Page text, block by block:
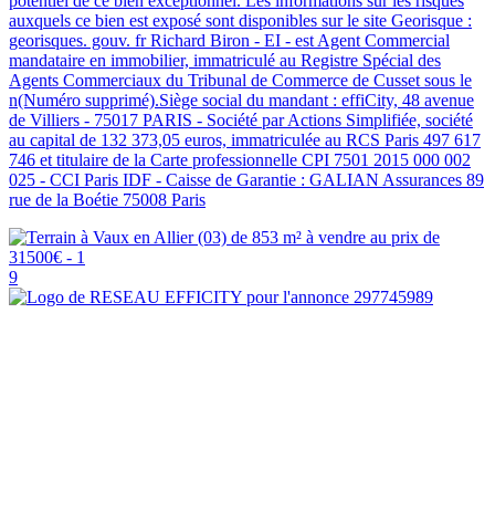
auxquels ce bien est exposé sont disponibles sur le site Georisque :
georisques. gouv. fr Richard Biron - EI - est Agent Commercial
mandataire en immobilier, immatriculé au Registre Spécial des
Agents Commerciaux du Tribunal de Commerce de Cusset sous le
n(Numéro supprimé).Siège social du mandant : effiCity, 48 avenue
de Villiers - 75017 PARIS - Société par Actions Simplifiée, société
au capital de 132 373,05 euros, immatriculée au RCS Paris 497 617
746 et titulaire de la Carte professionnelle CPI 7501 2015 000 002
025 - CCI Paris IDF - Caisse de Garantie : GALIAN Assurances 89
rue de la Boétie 75008 Paris
9